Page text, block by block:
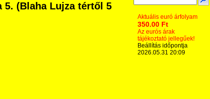
5. (Blaha Lujza tértől 5
Aktuális euró árfolyam
350.00 Ft
Az eurós árak
tájékoztató jellegűek!
Beállítás időpontja
2026.05.31 20:09